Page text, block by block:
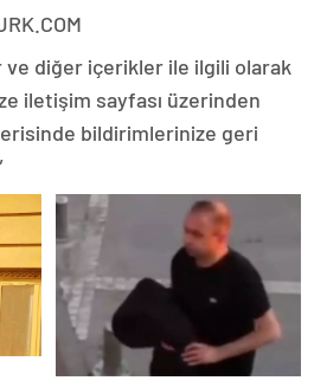
ve diğer içerikler ile ilgili olarak
iletişim sayfası üzerinden
bildirimlerinize geri